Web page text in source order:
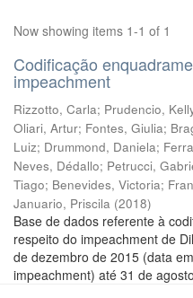
Now showing items 1-1 of 1
Codificação
impeachment
Rizzotto, Carla; Prudencio,
Oliari, Artur; Fontes, Giulia;
Luiz; Drummond, Daniela;
Neves, Dédallo; Petrucci,
Tiago; Benevides, Victoria;
Januario, Priscila (2018)
Base de dados referente à
respeito do impeachment de
de dezembro de 2015 (data
impeachment) até 31 de